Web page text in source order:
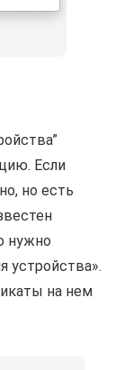
Если
но есть
нужно
устройства».
на нем